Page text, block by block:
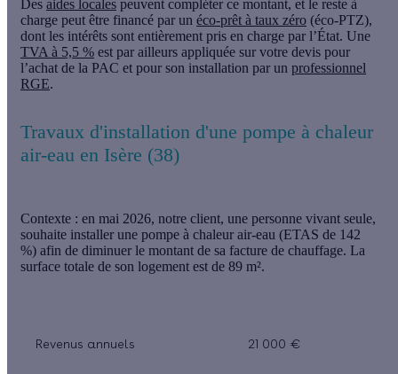
Des aides locales peuvent compléter ce montant, et le reste à
charge peut être financé par un éco-prêt à taux zéro (éco-PTZ),
dont les intérêts sont entièrement pris en charge par l’État. Une
TVA à 5,5 % est par ailleurs appliquée sur votre devis pour
l’achat de la PAC et pour son installation par un professionnel
RGE.
Travaux d'installation d'une pompe à chaleur
air-eau en Isère (38)
Contexte : en mai 2026, notre client, une personne vivant seule,
souhaite installer une pompe à chaleur air-eau (ETAS de 142
%) afin de diminuer le montant de sa facture de chauffage. La
surface totale de son logement est de 89 m².
Revenus annuels 21 000 €